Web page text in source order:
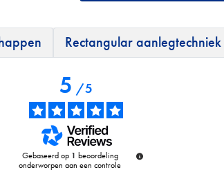
Rectangular aanlegtechniek
5/5
Gebaseerd op 1 beoordeling
onderworpen aan een controle